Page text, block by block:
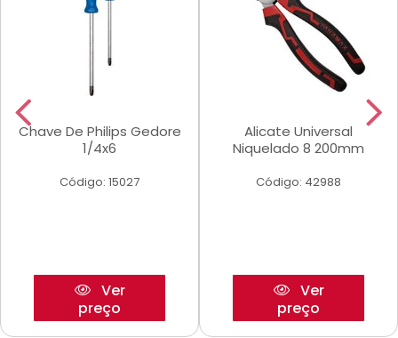
Chave De Philips Gedore
1/4x6
Código: 15027
Ver
preço
Alicate Universal
Niquelado 8 200mm
Código: 42988
Ver
preço